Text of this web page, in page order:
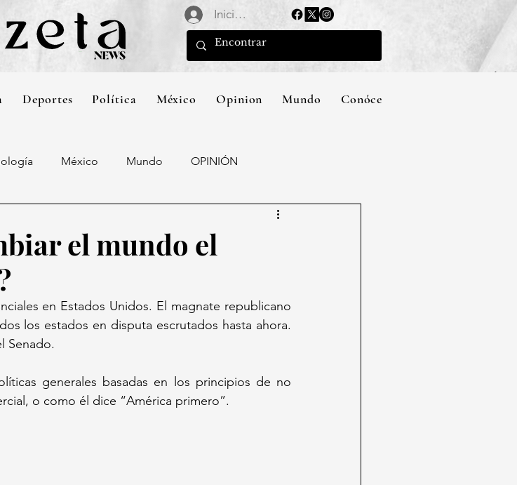
Iniciar sesión
Deportes Política México Opinion Mundo Conócenos
México Mundo OPINIÓN
el mundo el
en Estados Unidos. El magnate republicano
los estados en disputa escrutados hasta ahora.
Senado.
generales basadas en los principios de no
o como él dice “América primero”.